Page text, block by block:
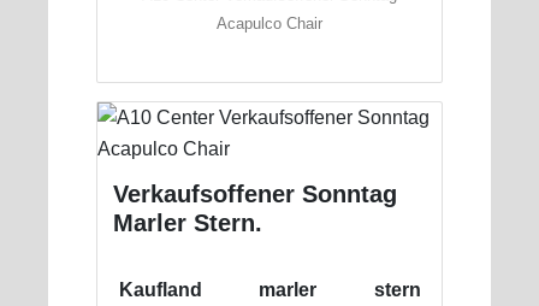
Acapulco Chair
Verkaufsoffener Sonntag
Marler Stern.
Kaufland marler stern